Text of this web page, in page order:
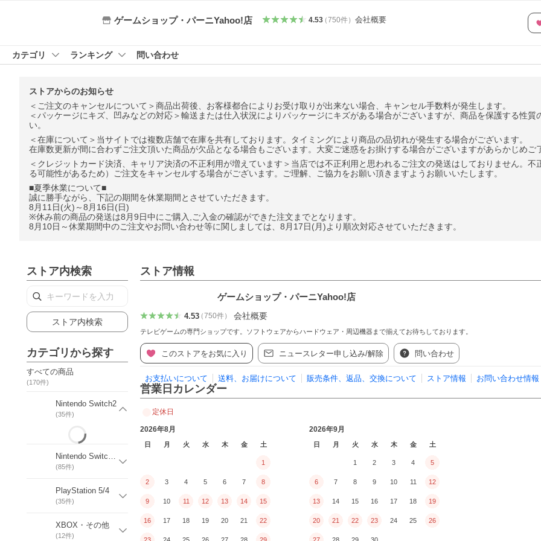
ゲームショップ・パーニYahoo!店 4.53（750件） 会社概要
カテゴリ ランキング 問い合わせ
ストアからのお知らせ
＜ご注文のキャンセルについて＞商品出荷後、お客様都合によりお受け取りが出来ない場合、キャンセル手数料が発生します。
＜パッケージにキズ、凹みなどの対応＞輸送または仕入状況によりパッケージにキズがある場合がございますが、商品を保護する性
い。
＜在庫について＞当サイトでは複数店舗で在庫を共有しております。タイミングにより商品の品切れが発生する場合がございます。
在庫数更新が間に合わずご注文頂いた商品が欠品となる場合もございます。大変ご迷惑をお掛けする場合がございますがあらかじめご
＜クレジットカード決済、キャリア決済の不正利用が増えています＞当店では不正利用と思われるご注文の発送はしておりません。
る可能性があるため）ご注文をキャンセルする場合がございます。ご理解、ご協力をお願い頂きますようお願いいたします。
■夏季休業について■
誠に勝手ながら、下記の期間を休業期間とさせていただきます。
8月11日(火)～8月16日(日)
※休み前の商品の発送は8月9日中にご購入,ご入金の確認ができた注文までとなります。
8月10日～休業期間中のご注文やお問い合わせ等に関しましては、8月17日(月)より順次対応させていただきます。
ストア内検索
ストア内検索
カテゴリから探す
すべての商品
(170件)
Nintendo Switch2
(35件)
Nintendo Switch / Lite
(85件)
PlayStation 5/4
(35件)
XBOX・その他
(12件)
ストア情報
ゲームショップ・パーニYahoo!店
4.53（750件） 会社概要
テレビゲームの専門ショップです。ソフトウェアからハードウェア・周辺機器まで揃えてお待ちしております。
このストアをお気に入り ニュースレター申し込み/解除 問い合わせ
お支払いについて 送料、お届けについて 販売条件、返品、交換について ストア情報 お問い合わせ情報
営業日カレンダー
定休日
2026年8月
日 月 火 水 木 金 土
1
2 3 4 5 6 7 8
9 10 11 12 13 14 15
16 17 18 19 20 21 22
2026年9月
日 月 火 水 木 金 土
1 2 3 4 5
6 7 8 9 10 11 12
13 14 15 16 17 18 19
20 21 22 23 24 25 26